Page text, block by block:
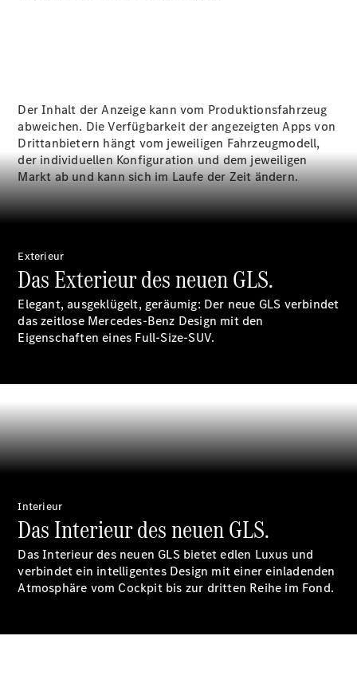
Übersicht
Reparatur
Service &
Garantie
Fahrzeugzubehör
Collection
Betriebsanleitungen
Der Inhalt der Anzeige kann vom Produktionsfahrzeug
abweichen. Die Verfügbarkeit der angezeigten Apps von
Drittanbietern hängt vom jeweiligen Fahrzeugmodell,
der individuellen Konfiguration und dem jeweiligen
Markt ab und kann sich im Laufe der Zeit ändern.
Exterieur
Das Exterieur des neuen GLS.
Elegant, ausgeklügelt, geräumig: Der neue GLS verbindet
das zeitlose Mercedes-Benz Design mit den
Eigenschaften eines Full-Size-SUV.
Interieur
Das Interieur des neuen GLS.
Das Interieur des neuen GLS bietet edlen Luxus und
verbindet ein intelligentes Design mit einer einladenden
Atmosphäre vom Cockpit bis zur dritten Reihe im Fond.